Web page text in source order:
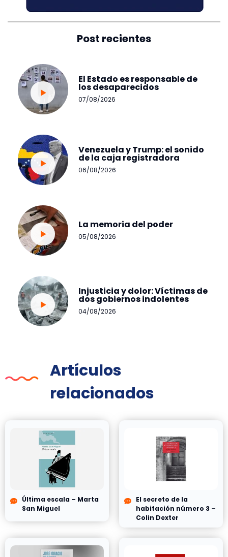
Post recientes
El Estado es responsable de
los desaparecidos
07/08/2026
Venezuela y Trump: el sonido
de la caja registradora
06/08/2026
La memoria del poder
05/08/2026
Injusticia y dolor: Víctimas de
dos gobiernos indolentes
04/08/2026
Artículos
relacionados
Última escala – Marta
San Miguel
El secreto de la
habitación número 3 –
Colin Dexter